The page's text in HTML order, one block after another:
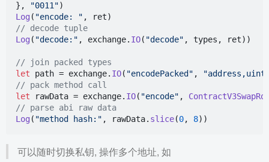
},
"0011"
Log ( "encode: "
// decode tuple
Log ( "decode:" , exchange. IO( "decode" , types, ret))
// join packed types
let path = exchange. IO( "encodePacked" ,
// pack method call
let rawData = exchange. IO( "encode" ,
// parse abi raw data
Log ( "method hash:" , rawData. slice(0, 8
可以随时切换私钥, 操作多个地址, 如